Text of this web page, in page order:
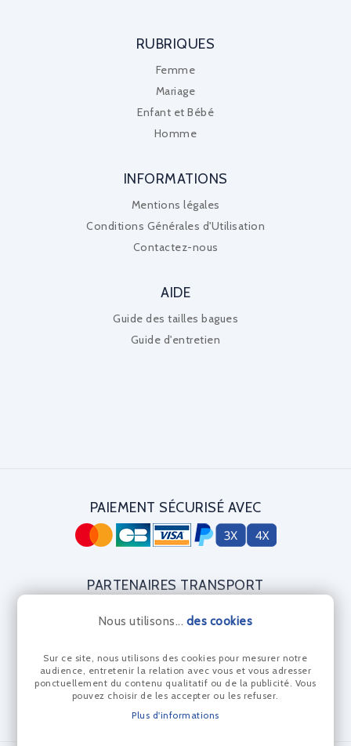
RUBRIQUES
Femme
Mariage
Enfant et Bébé
Homme
INFORMATIONS
Mentions légales
Conditions Générales d'Utilisation
Contactez-nous
AIDE
Guide des tailles bagues
Guide d'entretien
Nous utilisons... des cookies
Sur ce site, nous utilisons des cookies pour mesurer notre
audience, entretenir la relation avec vous et vous adresser
ponctuellement du contenu qualitatif ou de la publicité. Vous
pouvez choisir de les accepter ou les refuser.
Plus d'informations
PAIEMENT SÉCURISÉ AVEC
PARTENAIRES TRANSPORT
CERTIFICAT DIAMANT